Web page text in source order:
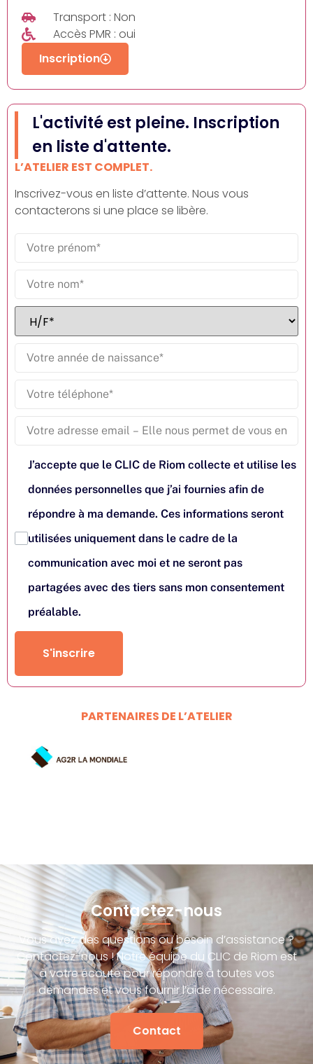
Transport : Non
Accès PMR : oui
Inscription
L'activité est pleine. Inscription
en liste d'attente.
L’ATELIER EST COMPLET.
Inscrivez-vous en liste d’attente. Nous vous
contacterons si une place se libère.
J’accepte que le CLIC de Riom collecte et utilise les
données personnelles que j’ai fournies afin de
répondre à ma demande. Ces informations seront
utilisées uniquement dans le cadre de la
communication avec moi et ne seront pas
partagées avec des tiers sans mon consentement
préalable.
S'inscrire
PARTENAIRES DE L’ATELIER
Contactez-nous
Vous avez des questions ou besoin d’assistance ?
Contactez-nous ! Notre équipe du CLIC de Riom est
à votre écoute pour répondre à toutes vos
demandes et vous fournir l’aide nécessaire.
Contact